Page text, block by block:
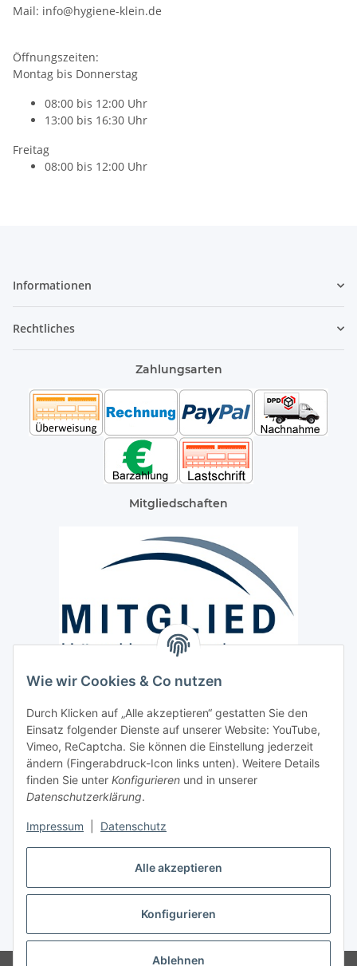
Alle akzeptieren
Konfigurieren
Ablehnen
Wie wir Cookies & Co nutzen
Durch Klicken auf „Alle akzeptieren“ gestatten Sie den
Einsatz folgender Dienste auf unserer Website: YouTube,
Vimeo, ReCaptcha. Sie können die Einstellung jederzeit
ändern (Fingerabdruck-Icon links unten). Weitere Details
finden Sie unter Konfigurieren und in unserer
Datenschutzerklärung.
Impressum Datenschutz
Mail: info@hygiene-klein.de
Öffnungszeiten:
Montag bis Donnerstag
08:00 bis 12:00 Uhr
13:00 bis 16:30 Uhr
Freitag
08:00 bis 12:00 Uhr
Informationen
Rechtliches
Zahlungsarten
Mitgliedschaften
Paketdienst und Spedition
Regionaler Lieferservice im Umkreis von ca. 60 Km
Sicherheit
* Alle Preise inkl. gesetzlicher USt., zzgl.Versand